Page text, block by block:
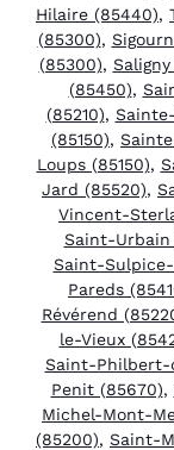
Hilaire (85440),
(85300),
(85300), Saligny
(85450),
(85210),
(85150),
Loups (85150),
Jard (85520),
Vincent-
Saint-Urbain
Saint-
Pareds
Révérend
le-Vieux
Saint-Philbert-
Penit (85670),
Michel-Mont-
(85200), Saint-